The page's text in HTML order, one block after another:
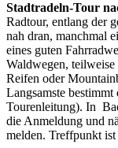
Stadtradeln-Tour
Radtour, entlang der
nah dran, manchmal
eines guten
Waldwegen,
Reifen oder
Langsamste
Tourenleitung). In
die Anmeldung und
melden. Treffpunkt